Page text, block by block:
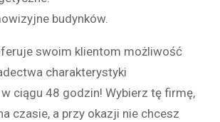
budynków.
swoim klientom możliwość
charakterystyki
ciągu 48 godzin! Wybierz tę firmę,
czasie, a przy okazji nie chcesz